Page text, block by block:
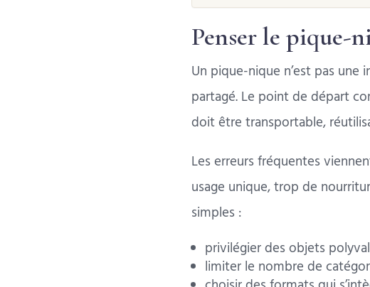
Penser le pique-
Un pique-nique n’est pas
partagé. Le point de départ
doit être transportable,
Les erreurs fréquentes
usage unique, trop de
simples :
privilégier des objets
limiter le nombre de